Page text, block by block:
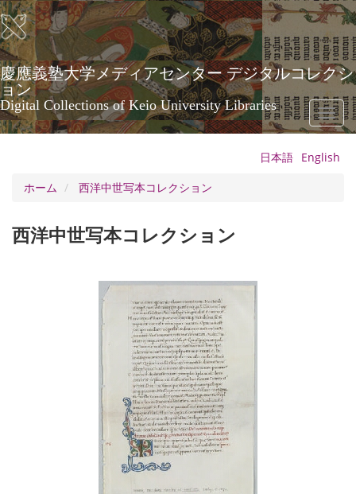
メ
イ
ン
コ
ン
テ
ン
ツ
に
慶應義塾大学メディアセンター デジタルコレクシ
ョン
Digital Collections of Keio University Libraries
Toggle
日本語 English
ホーム
西洋中世写本コレクション
西洋中世写本コレクション